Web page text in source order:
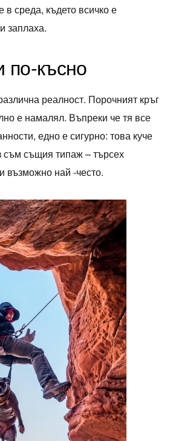
в среда, където всичко е
заплаха.
по-късно
реалност. Порочният кръг
е намалял. Въпреки че тя все
едно е сигурно: това куче
съм същия типаж – търсех
възможно най -често.